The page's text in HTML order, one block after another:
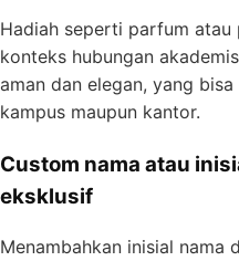
Hadiah seperti parfum
konteks hubungan
aman dan elegan, yang
kampus maupun kantor.
Custom nama atau
eksklusif
Menambahkan inisial nama